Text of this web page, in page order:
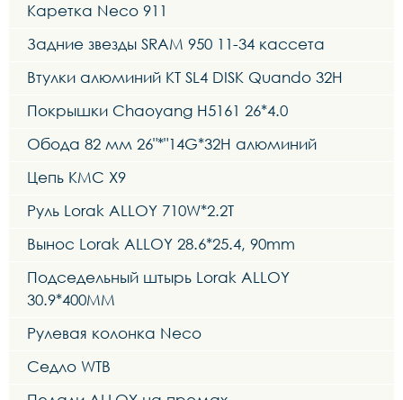
Каретка Neco 911
Задние звезды SRAM 950 11-34 кассета
Втулки алюминий KT SL4 DISK Quando 32H
Покрышки Chaoyang H5161 26*4.0
Обода 82 мм 26"*"14G*32H алюминий
Цепь КМС Х9
Руль Lorak ALLOY 710W*2.2T
Вынос Lorak ALLOY 28.6*25.4, 90mm
Подседельный штырь Lorak ALLOY
30.9*400MM
Рулевая колонка Neco
Седло WTB